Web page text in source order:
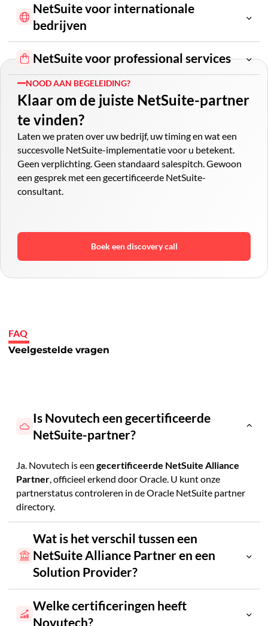
Schaal uw FinTech-operaties
Ontdek groeimogelijkheden
NetSuite voor internationale
bedrijven
Schaal internationaal
NetSuite voor professional services
Optimaliseer uw service operations
NOOD AAN BEGELEIDING?
Klaar om de juiste NetSuite-partner
te vinden?
Laten we praten over uw bedrijf, uw timing en wat een
succesvolle NetSuite-implementatie voor u betekent.
Geen verplichting. Geen standaard salespitch. Gewoon
een gesprek met een gecertificeerde NetSuite-
consultant.
Boek een discovery call
FAQ
Veelgestelde vragen
Is Novutech een gecertificeerde
NetSuite-partner?
Ja. Novutech is een gecertificeerde NetSuite Alliance
Partner, officieel erkend door Oracle. U kunt onze
partnerstatus controleren in de Oracle NetSuite partner
directory.
Wat is het verschil tussen een
NetSuite Alliance Partner en een
Solution Provider?
Solution Provider
Welke certificeringen heeft
Novutech?